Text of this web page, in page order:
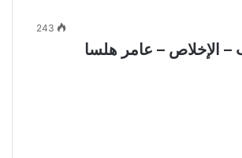
243
– الإخلاص – عامر هلسا